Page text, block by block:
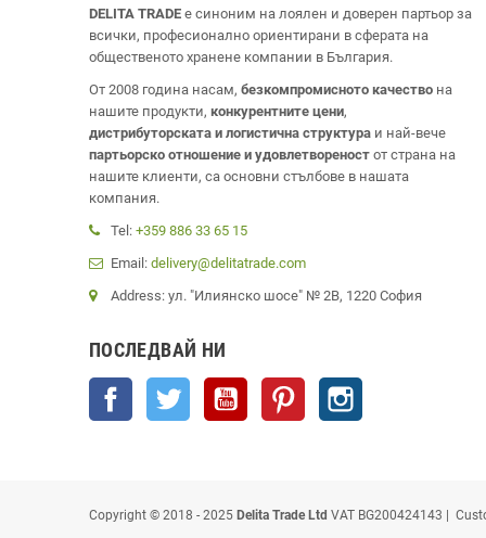
DELITA TRADE е синоним на лоялен и доверен партьор за
всички, професионално ориентирани в сферата на
общественото хранене компании в България.
От 2008 година насам, безкомпромисното качество на
нашите продукти, конкурентните цени,
дистрибуторската и логистична структура и най-вече
партьорско отношение и удовлетвореност от страна на
нашите клиенти, са основни стълбове в нашата
компания.
Tel: +359 886 33 65 15
Email: delivery@delitatrade.com
Address: ул. "Илиянско шосе" № 2В, 1220 София
ПОСЛЕДВАЙ НИ
Facebook Twitter YouTube Pinterest
Copyright © 2018 - 2025 Delita Trade Ltd VAT BG200424143 |